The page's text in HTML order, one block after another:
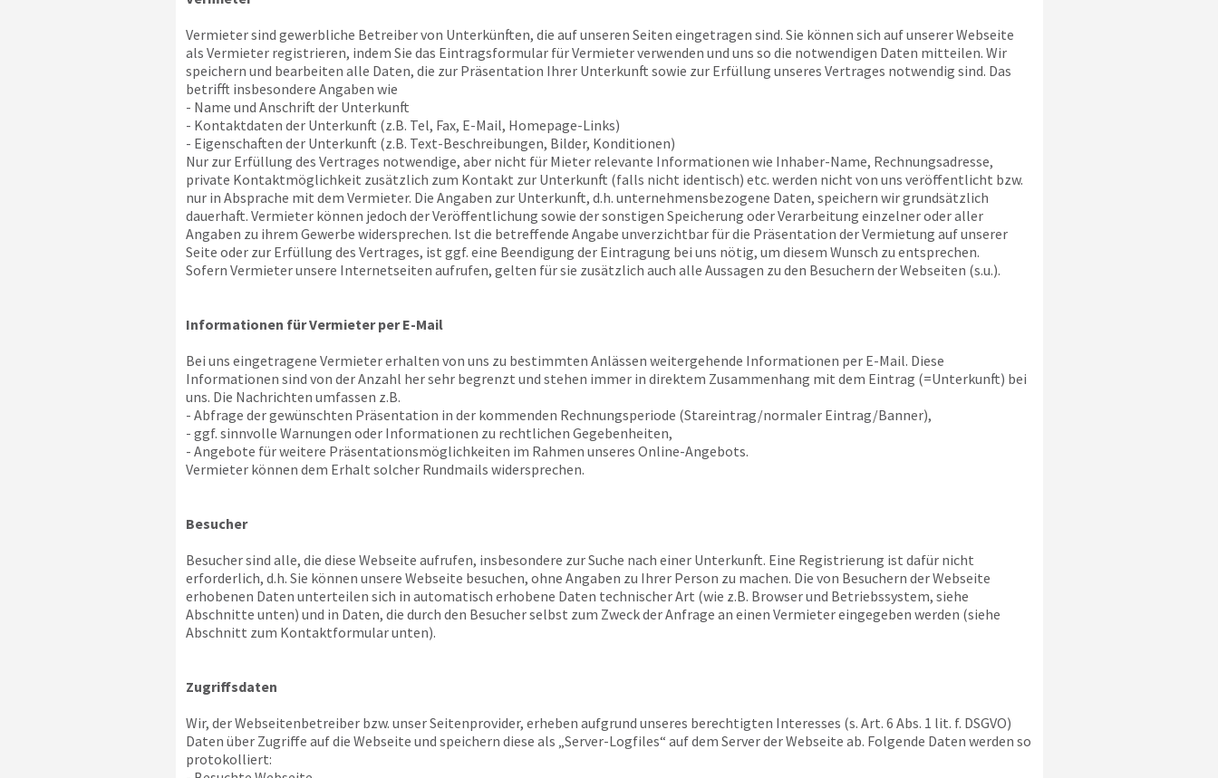
Vermieter sind gewerbliche Betreiber von Unterkünften, die auf unseren Seiten eingetragen sind. Sie können sich auf unserer Webseite
als Vermieter registrieren, indem Sie das Eintragsformular für Vermieter verwenden und uns so die notwendigen Daten mitteilen. Wir
speichern und bearbeiten alle Daten, die zur Präsentation Ihrer Unterkunft sowie zur Erfüllung unseres Vertrages notwendig sind. Das
betrifft insbesondere Angaben wie
- Name und Anschrift der Unterkunft
- Kontaktdaten der Unterkunft (z.B. Tel, Fax, E-Mail, Homepage-Links)
- Eigenschaften der Unterkunft (z.B. Text-Beschreibungen, Bilder, Konditionen)
Nur zur Erfüllung des Vertrages notwendige, aber nicht für Mieter relevante Informationen wie Inhaber-Name, Rechnungsadresse,
private Kontaktmöglichkeit zusätzlich zum Kontakt zur Unterkunft (falls nicht identisch) etc. werden nicht von uns veröffentlicht bzw.
nur in Absprache mit dem Vermieter. Die Angaben zur Unterkunft, d.h. unternehmensbezogene Daten, speichern wir grundsätzlich
dauerhaft. Vermieter können jedoch der Veröffentlichung sowie der sonstigen Speicherung oder Verarbeitung einzelner oder aller
Angaben zu ihrem Gewerbe widersprechen. Ist die betreffende Angabe unverzichtbar für die Präsentation der Vermietung auf unserer
Seite oder zur Erfüllung des Vertrages, ist ggf. eine Beendigung der Eintragung bei uns nötig, um diesem Wunsch zu entsprechen.
Sofern Vermieter unsere Internetseiten aufrufen, gelten für sie zusätzlich auch alle Aussagen zu den Besuchern der Webseiten (s.u.).
Informationen für Vermieter per E-Mail
Bei uns eingetragene Vermieter erhalten von uns zu bestimmten Anlässen weitergehende Informationen per E-Mail. Diese
Informationen sind von der Anzahl her sehr begrenzt und stehen immer in direktem Zusammenhang mit dem Eintrag (=Unterkunft) bei
uns. Die Nachrichten umfassen z.B.
- Abfrage der gewünschten Präsentation in der kommenden Rechnungsperiode (Stareintrag/normaler Eintrag/Banner),
- ggf. sinnvolle Warnungen oder Informationen zu rechtlichen Gegebenheiten,
- Angebote für weitere Präsentationsmöglichkeiten im Rahmen unseres Online-Angebots.
Vermieter können dem Erhalt solcher Rundmails widersprechen.
Besucher
Besucher sind alle, die diese Webseite aufrufen, insbesondere zur Suche nach einer Unterkunft. Eine Registrierung ist dafür nicht
erforderlich, d.h. Sie können unsere Webseite besuchen, ohne Angaben zu Ihrer Person zu machen. Die von Besuchern der Webseite
erhobenen Daten unterteilen sich in automatisch erhobene Daten technischer Art (wie z.B. Browser und Betriebssystem, siehe
Abschnitte unten) und in Daten, die durch den Besucher selbst zum Zweck der Anfrage an einen Vermieter eingegeben werden (siehe
Abschnitt zum Kontaktformular unten).
Zugriffsdaten
Wir, der Webseitenbetreiber bzw. unser Seitenprovider, erheben aufgrund unseres berechtigten Interesses (s. Art. 6 Abs. 1 lit. f. DSGVO)
Daten über Zugriffe auf die Webseite und speichern diese als „Server-Logfiles“ auf dem Server der Webseite ab. Folgende Daten werden so
protokolliert: